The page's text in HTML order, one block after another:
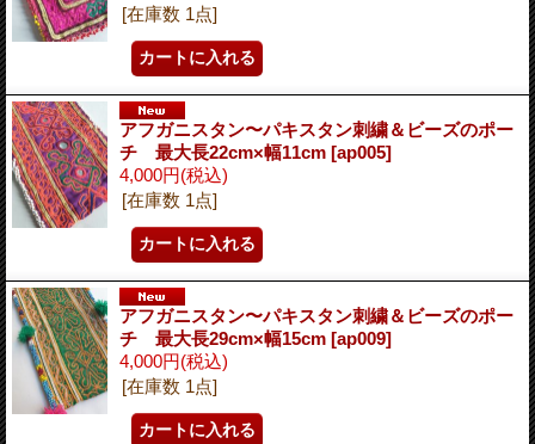
[在庫数 1点]
アフガニスタン〜パキスタン刺繍＆ビーズのポー
チ 最大長22cm×幅11cm [ap005]
4,000円(税込)
[在庫数 1点]
アフガニスタン〜パキスタン刺繍＆ビーズのポー
チ 最大長29cm×幅15cm [ap009]
4,000円(税込)
[在庫数 1点]